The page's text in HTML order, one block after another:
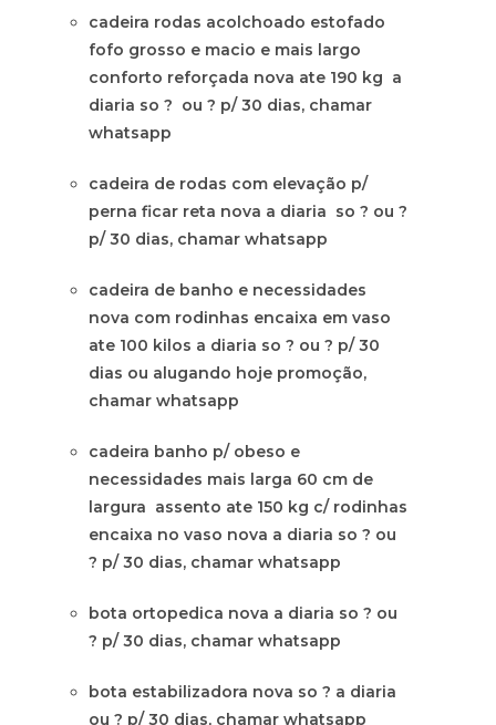
cadeira rodas acolchoado estofado
fofo grosso e macio e mais largo
conforto reforçada nova ate 190 kg a
diaria so ? ou ? p/ 30 dias, chamar
whatsapp
cadeira de rodas com elevação p/
perna ficar reta nova a diaria so ? ou ?
p/ 30 dias, chamar whatsapp
cadeira de banho e necessidades
nova com rodinhas encaixa em vaso
ate 100 kilos a diaria so ? ou ? p/ 30
dias ou alugando hoje promoção,
chamar whatsapp
cadeira banho p/ obeso e
necessidades mais larga 60 cm de
largura assento ate 150 kg c/ rodinhas
encaixa no vaso nova a diaria so ? ou
? p/ 30 dias, chamar whatsapp
bota ortopedica nova a diaria so ? ou
? p/ 30 dias, chamar whatsapp
bota estabilizadora nova so ? a diaria
ou ? p/ 30 dias, chamar whatsapp